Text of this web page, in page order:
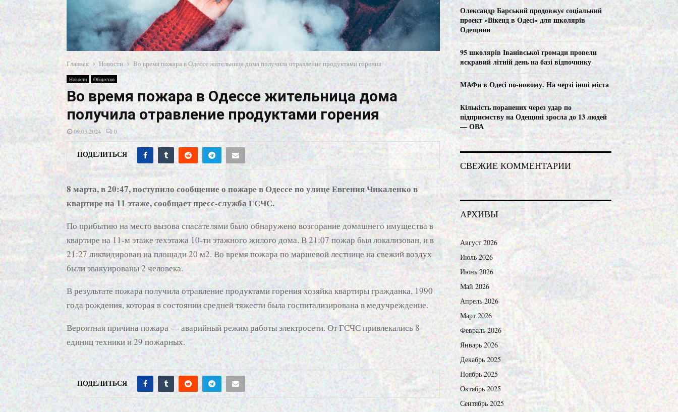
Главная Новости Во время пожара в Одессе жительница дома получила отравление продуктами горения
Новости Общество
Во время пожара в Одессе жительница дома
получила отравление продуктами горения
09.03.2024 0
ПОДЕЛИТЬСЯ
8 марта, в 20:47, поступило сообщение о пожаре в Одессе по улице Евгения Чикаленко в
квартире на 11 этаже, сообщает пресс-служба ГСЧС.
По прибытию на место вызова спасателями было обнаружено возгорание домашнего имущества в
квартире на 11-м этаже техэтажа 10-ти этажного жилого дома. В 21:07 пожар был локализован, и в
21:27 ликвидирован на площади 20 м2. Во время пожара по маршевой лестнице на свежий воздух
были эвакуированы 2 человека.
В результате пожара получила отравление продуктами горения хозяйка квартиры гражданка, 1990
года рождения, которая в состоянии средней тяжести была госпитализирована в медучреждение.
Вероятная причина пожара — аварийный режим работы электросети. От ГСЧС привлекались 8
единиц техники и 29 пожарных.
ПОДЕЛИТЬСЯ
C
H
Олександр Барський продовжує соціальний
проект «Вікенд в Одесі» для школярів
Одещини
95 школярів Іванівської громади провели
яскравий літній день на базі відпочинку
МАФи в Одесі по-новому. На черзі інші міста
Кількість поранених через удар по
підприємству на Одещині зросла до 13 людей
— ОВА
СВЕЖИЕ КОММЕНТАРИИ
АРХИВЫ
Август 2026
Июль 2026
Июнь 2026
Май 2026
Апрель 2026
Март 2026
Февраль 2026
Январь 2026
Декабрь 2025
Ноябрь 2025
Октябрь 2025
Сентябрь 2025